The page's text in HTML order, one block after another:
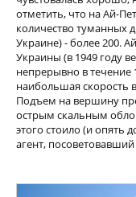
отметить, что на Ай-
количество туманных
Украине) - более 200.
Украины (в 1949 году
непрерывно в течение
наибольшая скорость
Подъем на вершину
острым скальным
этого стоило (и
агент,